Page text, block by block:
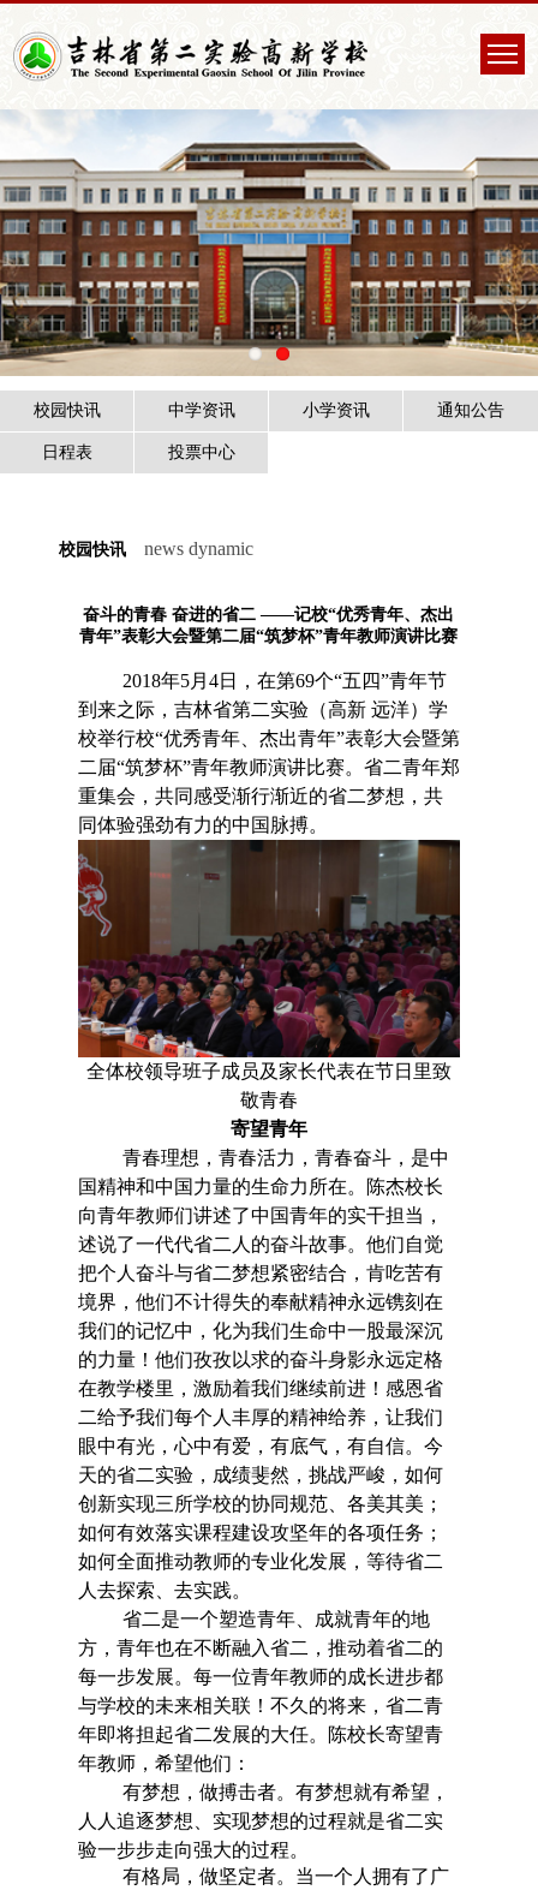
校园快讯 中学资讯 小学资讯 通知公告
日程表 投票中心
校园快讯 news dynamic
奋斗的青春 奋进的省二 ——记校“优秀青年、杰出
青年”表彰大会暨第二届“筑梦杯”青年教师演讲比赛
2018年5月4日，在第69个“五四”青年节
到来之际，吉林省第二实验（高新 远洋）学
校举行校“优秀青年、杰出青年”表彰大会暨第
二届“筑梦杯”青年教师演讲比赛。省二青年郑
重集会，共同感受渐行渐近的省二梦想，共
同体验强劲有力的中国脉搏。
全体校领导班子成员及家长代表在节日里致
敬青春
寄望青年
青春理想，青春活力，青春奋斗，是中
国精神和中国力量的生命力所在。
陈杰校长
向青年教师们讲述了中国青年的实干担当，
述说了一代代省二人的奋斗故事。他们自觉
把个人奋斗与省二梦想紧密结合，肯吃苦有
境界，他们不计得失的奉献精神永远镌刻在
我们的记忆中，化为我们生命中一股最深沉
的力量！他们孜孜以求的奋斗身影永远定格
在教学楼里，激励着我们继续前进！感恩省
二给予我们每个人丰厚的精神给养，让我们
眼中有光，心中有爱，有底气，有自信。今
天的省二实验，成绩斐然，挑战严峻，如何
创新实现三所学校的协同规范、各美其美；
如何有效落实课程建设攻坚年的各项任务；
如何全面推动教师的专业化发展，等待省二
人去探索、去实践。
省二是一个塑造青年、成就青年的地
方，青年也在不断融入省二，推动着省二的
每一步发展。每一位青年教师的成长进步都
与学校的未来相关联！不久的将来，省二青
年即将担起省二发展的大任。陈校长寄望青
年教师，希望他们：
有梦想，做搏击者。 有梦想就有希望，
人人追逐梦想、实现梦想的过程就是省二实
验一步步走向强大的过程。
有格局，做坚定者。 当一个人拥有了广